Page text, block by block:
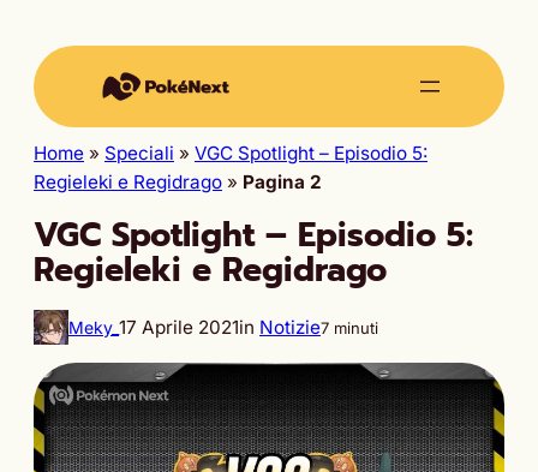
Home » Speciali » VGC Spotlight – Episodio 5:
Regieleki e Regidrago » Pagina 2
VGC Spotlight – Episodio 5:
Regieleki e Regidrago
Meky_ 17 Aprile 2021in Notizie7 minuti